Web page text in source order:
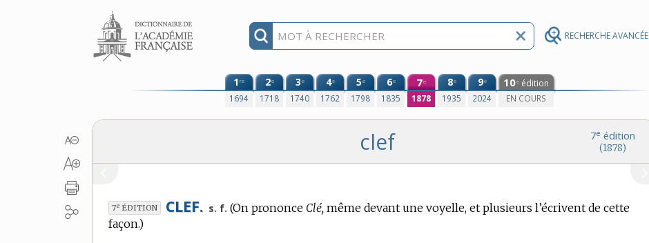
RECHERCHE AVANCÉE
Aller au contenu
1re
1694
2e
1718
3e
1740
4e
1762
5e
1798
6e
1835
7e
1878
8e
1935
9e
2024
10e édition
EN COURS
7e édition
(1878)
clef
7e ÉDITION CLEF. s. f. (On prononce Clé,même devant une voyelle, et plusieurs l’écrivent de cette
façon.)